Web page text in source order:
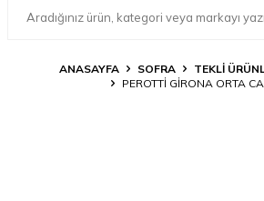
ANASAYFA SOFRA TEKLI
PEROTTI GIRONA ORTA